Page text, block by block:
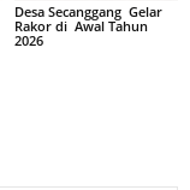
Desa Secanggang Gelar
Rakor di Awal Tahun
2026